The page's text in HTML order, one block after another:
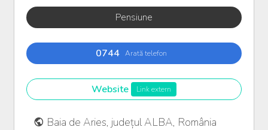
Pensiune
0744 Arată telefon
Website Link extern
Baia de Aries, județul ALBA, România